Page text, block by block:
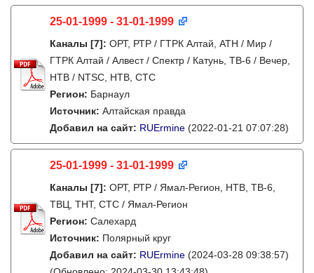
25-01-1999 - 31-01-1999
Каналы [7]: ОРТ, РТР / ГТРК Алтай, АТН / Мир /
ГТРК Алтай / Алвест / Спектр / Катунь, ТВ-6 / Вечер,
НТВ / NTSC, НТВ, СТС
Регион: Барнаул
Источник: Алтайская правда
Добавил на сайт: RUErmine (2022-01-21 07:07:28)
25-01-1999 - 31-01-1999
Каналы [7]: ОРТ, РТР / Ямал-Регион, НТВ, ТВ-6,
ТВЦ, ТНТ, СТС / Ямал-Регион
Регион: Салехард
Источник: Полярный круг
Добавил на сайт: RUErmine (2024-03-28 09:38:57)